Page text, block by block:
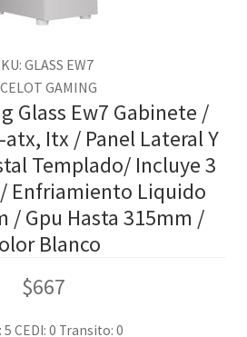
GLASS EW7
GAMING
Glass Ew7 Gabinete /
Itx / Panel Lateral Y
Templado/ Incluye 3
Enfriamiento Liquido
/ Gpu Hasta 315mm /
Blanco
$667
5 CEDI: 0 Transito: 0